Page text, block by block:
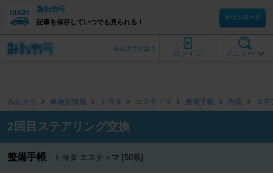
記事を保存していつでも見られる！
ダウンロード
メニュー
ログイン
みんカラとは？
みんカラ 車種別情報 トヨタ エスティマ 整備手帳 内装 ステ
2回目ステアリング交換
整備手帳 トヨタ エスティマ [50系]